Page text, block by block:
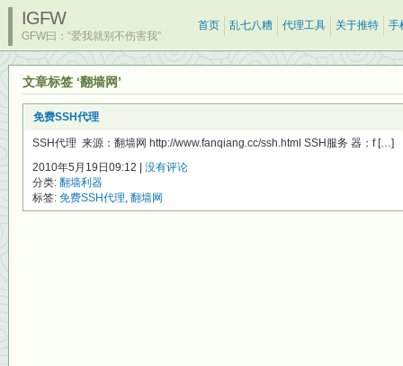
IGFW
GFW曰：“爱我就别不伤害我”
首页 乱七八糟 代理工具 关于推特 手
文章标签 ‘翻墙网’
免费SSH代理
SSH代理 来源：翻墙网 http://www.fanqiang.cc/ssh.html SSH服务 器：f […]
2010年5月19日09:12 | 没有评论
分类: 翻墙利器
标签: 免费SSH代理, 翻墙网